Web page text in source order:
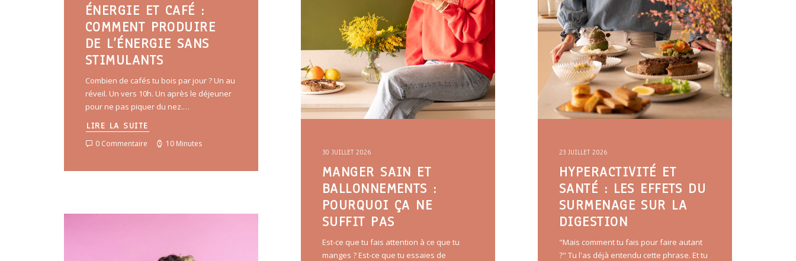
ÉNERGIE ET CAFÉ :
COMMENT PRODUIRE
DE L’ÉNERGIE SANS
STIMULANTS
Combien de cafés tu bois par jour ? Un au
réveil. Un vers 10h. Un après le déjeuner
pour ne pas piquer du nez.…
LIRE LA SUITE
0 Commentaire 10 Minutes
30 JUILLET 2026
MANGER SAIN ET
BALLONNEMENTS :
POURQUOI ÇA NE
SUFFIT PAS
Est-ce que tu fais attention à ce que tu
manges ? Est-ce que tu essaies de
23 JUILLET 2026
HYPERACTIVITÉ ET
SANTÉ : LES EFFETS DU
SURMENAGE SUR LA
DIGESTION
"Mais comment tu fais pour faire autant
?" Tu l'as déjà entendu cette phrase. Et tu